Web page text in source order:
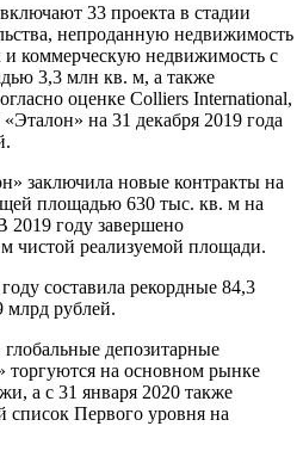
33 проекта в стадии
непроданную недвижимость
коммерческую недвижимость с
3,3 млн кв. м, а также
оценке Colliers International,
на 31 декабря 2019 года
заключила новые контракты на
площадью 630 тыс. кв. м на
2019 году завершено
чистой реализуемой площади.
составила рекордные 84,3
млрд рублей.
глобальные депозитарные
торгуются на основном рынке
а с 31 января 2020 также
Первого уровня на